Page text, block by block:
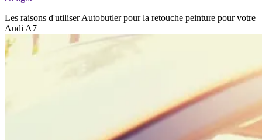
Les raisons d'utiliser Autobutler pour la retouche peinture pour votre
Audi A7